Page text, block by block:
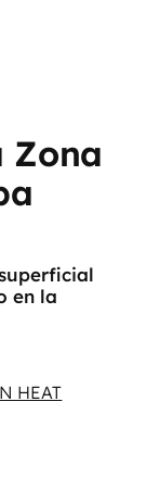
Zona
en la
HEAT